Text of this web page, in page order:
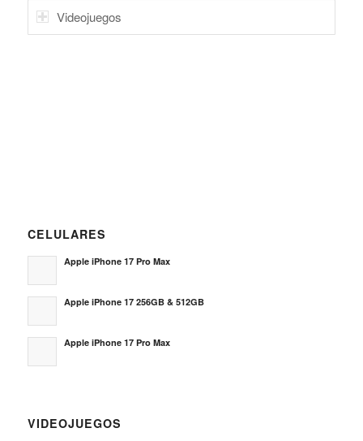
Videojuegos
CELULARES
Apple iPhone 17 Pro Max
Apple iPhone 17 256GB & 512GB
Apple iPhone 17 Pro Max
VIDEOJUEGOS